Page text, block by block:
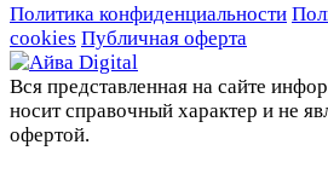
Политика конфиденциальности
cookies Публичная оферта
Вся представленная на сайте
носит справочный характер и не
офертой.